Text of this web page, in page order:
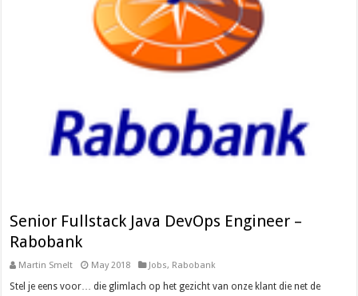
Senior Fullstack Java DevOps Engineer –
Rabobank
Martin Smelt May 2018 Jobs, Rabobank
Stel je eens voor… die glimlach op het gezicht van onze klant die net de